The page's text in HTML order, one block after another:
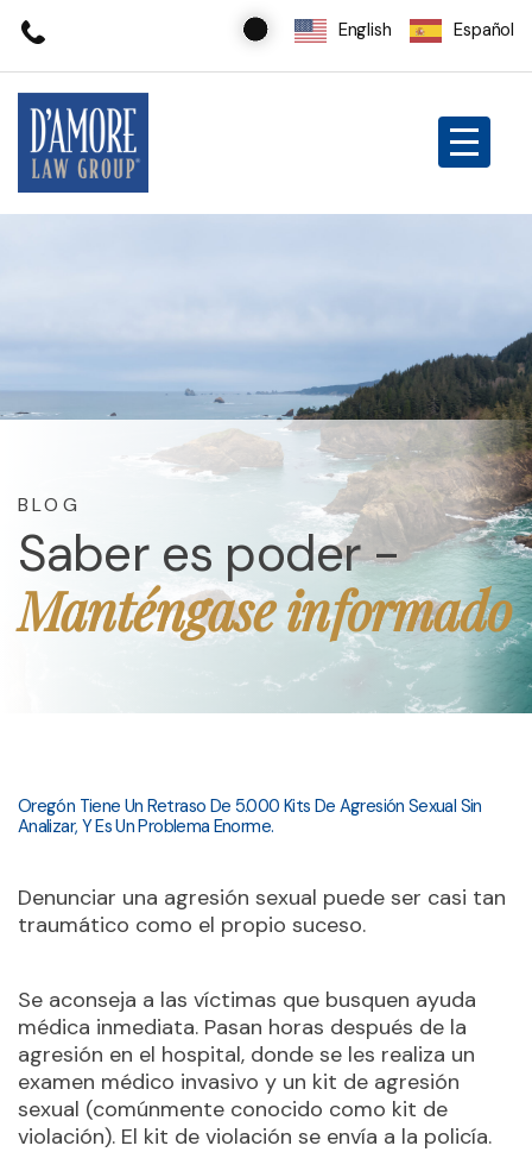
English Español
Saber es poder -
Manténgase informado
BLOG
Oregón Tiene Un Retraso De 5.000 Kits De Agresión Sexual Sin
Analizar, Y Es Un Problema Enorme.
Denunciar una agresión sexual puede ser casi tan
traumático como el propio suceso.
Se aconseja a las víctimas que busquen ayuda
médica inmediata. Pasan horas después de la
agresión en el hospital, donde se les realiza un
examen médico invasivo y un kit de agresión
sexual (comúnmente conocido como kit de
violación). El kit de violación se envía a la policía.